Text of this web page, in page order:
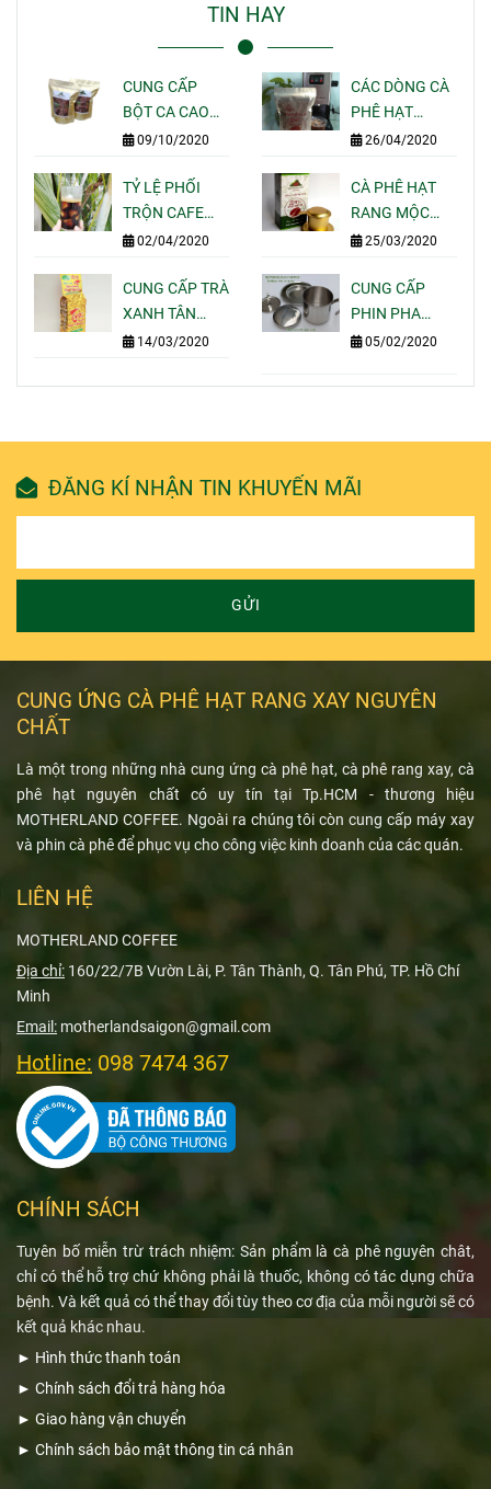
TIN HAY
CUNG CẤP
BỘT CA CAO
NGUYÊN CHẤT
QUÁN CAFE
TẠI TPHCM
09/10/2020
CÁC DÒNG CÀ
PHÊ HẠT
RANG MỘC
ESPRESSO
NGON CỦA
MOTHERLAND
26/04/2020
TỶ LỆ PHỐI
TRỘN CAFE
NGON BÁN
NHẤT HIỆN
NAY
02/04/2020
CÀ PHÊ HẠT
RANG MỘC
GÓI 250G PHA
-
MOTHERLAND
COFFEE
25/03/2020
CUNG CẤP TRÀ
XANH TÂN
CƯƠNG THÁI
100G 200G
SỈ LẺ
14/03/2020
CUNG CẤP
PHIN PHA
CAFE INOX 304
MOTHERLAND
05/02/2020
ĐĂNG KÍ NHẬN TIN KHUYẾN MÃI
GỬI
CUNG ỨNG CÀ PHÊ HẠT RANG XAY NGUYÊN
CHẤT
Là một trong những nhà cung ứng cà phê hạt, cà phê rang xay, cà
phê hạt nguyên chất có uy tín tại Tp.HCM - thương hiệu
MOTHERLAND COFFEE. Ngoài ra chúng tôi còn cung cấp máy xay
và phin cà phê để phục vụ cho công việc kinh doanh của các quán.
LIÊN HỆ
MOTHERLAND COFFEE
Địa chỉ: 160/22/7B Vườn Lài, P. Tân Thành, Q. Tân Phú, TP. Hồ Chí
Minh
Email: motherlandsaigon@gmail.com
Hotline: 098 7474 367
CHÍNH SÁCH
Tuyên bố miễn trừ trách nhiệm: Sản phẩm là cà phê nguyên chât,
chỉ có thể hỗ trợ chứ không phải là thuốc, không có tác dụng chữa
bệnh. Và kết quả có thể thay đổi tùy theo cơ địa của mỗi người sẽ có
kết quả khác nhau.
► Hình thức thanh toán
► Chính sách đổi trả hàng hóa
► Giao hàng vận chuyển
► Chính sách bảo mật thông tin cá nhân